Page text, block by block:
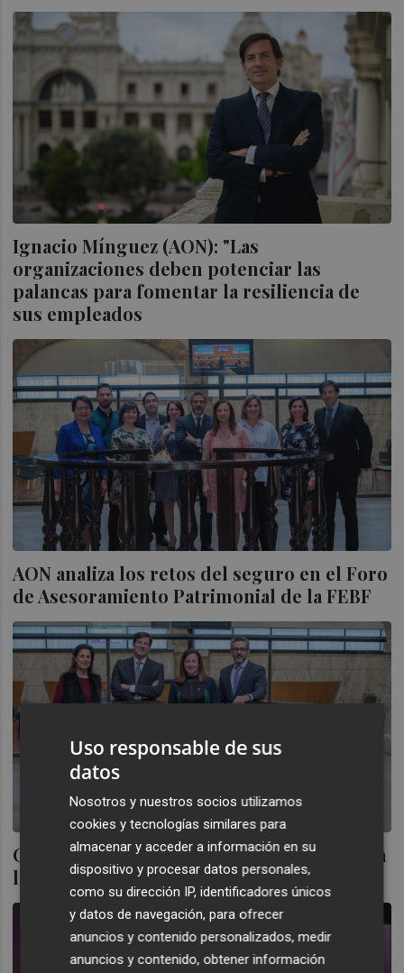
Ignacio Mínguez (AON): "Las
organizaciones deben potenciar las
palancas para fomentar la resiliencia de
sus empleados
AON analiza los retos del seguro en el Foro
de Asesoramiento Patrimonial de la FEBF
Crece el colectivo de socios de la FEBF con
la incorporación de Aon
Uso responsable de sus
datos
Nosotros y nuestros socios utilizamos
cookies y tecnologías similares para
almacenar y acceder a información en su
dispositivo y procesar datos personales,
como su dirección IP, identificadores únicos
y datos de navegación, para ofrecer
anuncios y contenido personalizados, medir
anuncios y contenido, obtener información